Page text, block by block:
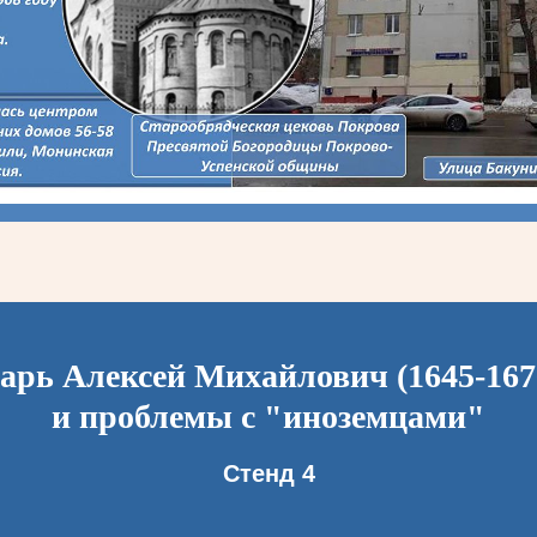
Алексей Михайлович (1645-
и проблемы с "иноземцами"
Стенд 4